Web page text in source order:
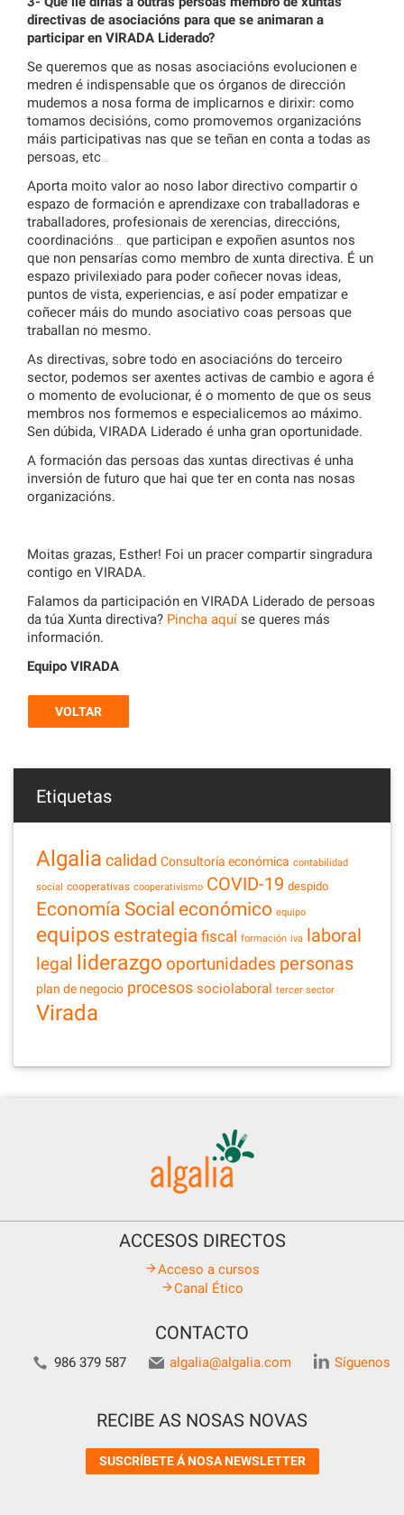
directivas de asociacións para que se animaran a
participar en VIRADA Liderado?
Se queremos que as nosas asociacións evolucionen e
medren é indispensable que os órganos de dirección
mudemos a nosa forma de implicarnos e dirixir: como
tomamos decisións, como promovemos organizacións
máis participativas nas que se teñan en conta a todas as
persoas, etc…
Aporta moito valor ao noso labor directivo compartir o
espazo de formación e aprendizaxe con traballadoras e
traballadores, profesionais de xerencias, direccións,
coordinacións… que participan e expoñen asuntos nos
que non pensarías como membro de xunta directiva. É un
espazo privilexiado para poder coñecer novas ideas,
puntos de vista, experiencias, e así poder empatizar e
coñecer máis do mundo asociativo coas persoas que
traballan no mesmo.
As directivas, sobre todo en asociacións do terceiro
sector, podemos ser axentes activas de cambio e agora é
o momento de evolucionar, é o momento de que os seus
membros nos formemos e especialicemos ao máximo.
Sen dúbida, VIRADA Liderado é unha gran oportunidade.
A formación das persoas das xuntas directivas é unha
inversión de futuro que hai que ter en conta nas nosas
organizacións.
Moitas grazas, Esther! Foi un pracer compartir singradura
contigo en VIRADA.
Falamos da participación en VIRADA Liderado de persoas
da túa Xunta directiva? Pincha aquí se queres más
información.
Equipo VIRADA
VOLTAR
Etiquetas
Algalia calidad Consultoría económica contabilidad
social cooperativas cooperativismo COVID-19 despido
Economía Social económico equipo
equipos estrategia fiscal formación iva laboral
legal liderazgo oportunidades personas
plan de negocio procesos sociolaboral tercer sector
Virada
ACCESOS DIRECTOS
Acceso a cursos
Canal Ético
CONTACTO
986 379 587 algalia@algalia.com Síguenos
RECIBE AS NOSAS NOVAS
SUSCRÍBETE Á NOSA NEWSLETTER